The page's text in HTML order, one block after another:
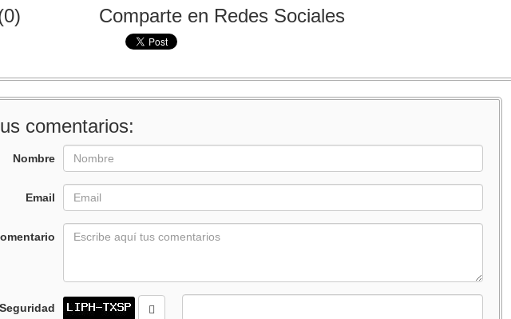
Comparte en Redes Sociales
comentarios:
Nombre
Email